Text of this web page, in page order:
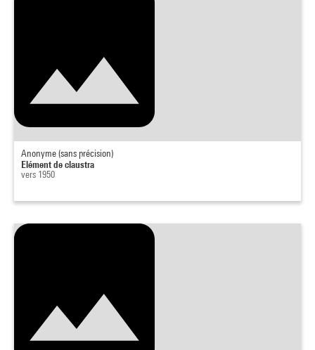
Anonyme (sans précision)
Elément de claustra
vers 1950